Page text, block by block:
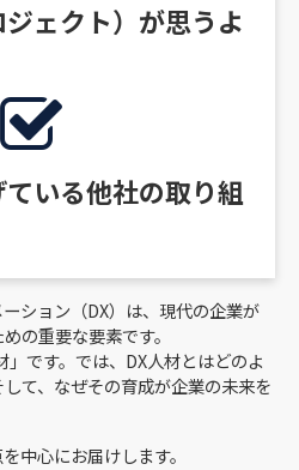
ェクト）が思うよ
いる他社の取り組
ション（DX）は、現代の企業が
の重要な要素です。
です。では、DX人材とはどのよ
て、なぜその育成が企業の未来を
中心にお届けします。